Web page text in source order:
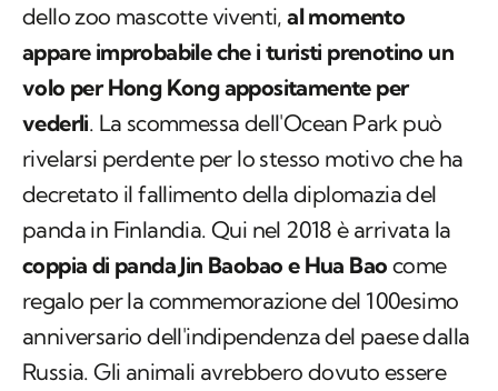
dello zoo mascotte viventi,al momento
appare improbabile che i turisti prenotino un
volo per Hong Kong appositamente per
vederli. La scommessa dell'Ocean Park può
rivelarsi perdente per lo stesso motivo che ha
decretato il fallimento della diplomazia del
panda in Finlandia. Qui nel 2018 è arrivata la
coppia di panda Jin Baobao e Hua Bao come
regalo per la commemorazione del 100esimo
anniversario dell'indipendenza del paese dalla
Russia. Gli animali avrebbero dovuto essere